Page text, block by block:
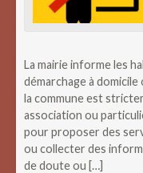
La mairie informe les
démarchage à
la commune est
association ou
pour proposer des
ou collecter des
de doute ou […]